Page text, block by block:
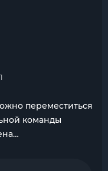
переместиться
команды